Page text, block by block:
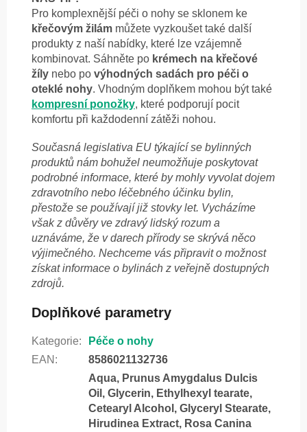
Pro komplexnější péči o nohy se sklonem ke
křečovým žilám můžete vyzkoušet také další
produkty z naší nabídky, které lze vzájemně
kombinovat. Sáhněte po krémech na křečové
žíly nebo po výhodných sadách pro péči o
oteklé nohy. Vhodným doplňkem mohou být také
kompresní ponožky, které podporují pocit
komfortu při každodenní zátěži nohou.
Současná legislativa EU týkající se bylinných
produktů nám bohužel neumožňuje poskytovat
podrobné informace, které by mohly vyvolat dojem
zdravotního nebo léčebného účinku bylin,
přestože se používají již stovky let. Vycházíme
však z důvěry ve zdravý lidský rozum a
uznáváme, že v darech přírody se skrývá něco
výjimečného. Nechceme vás připravit o možnost
získat informace o bylinách z veřejně dostupných
zdrojů.
Doplňkové parametry
Kategorie:
Péče o nohy
EAN : 8586021132736
Aqua, Prunus Amygdalus Dulcis
Oil, Glycerin, Ethylhexyl tearate,
Cetearyl Alcohol, Glyceryl Stearate,
Hirudinea Extract, Rosa Canina